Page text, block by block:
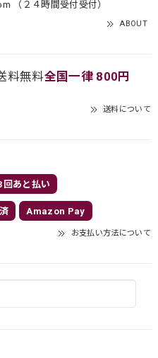
（２４時間受付受付）
ABOUT
料無料全国一律 800円
送料について
あと払い
Amazon Pay
お支払い方法について